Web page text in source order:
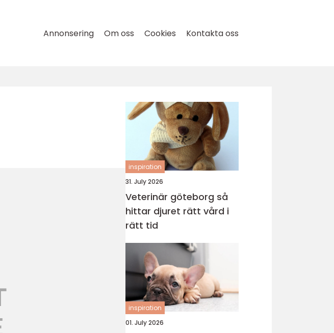
Annonsering Om oss Cookies Kontakta oss
inspiration
31. July 2026
Veterinär göteborg så
hittar djuret rätt vård i
rätt tid
inspiration
01. July 2026